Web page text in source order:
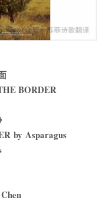
BORDER
by Asparagus